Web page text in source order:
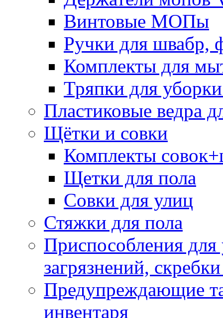
Винтовые МОПы
Ручки для швабр,
Комплекты для
Тряпки для
Пластиковые ведра
Щётки и совки
Комплекты
Щетки для пола
Совки для улиц
Стяжки для пола
Приспособления
загрязнений,
Предупреждающие
инвентаря